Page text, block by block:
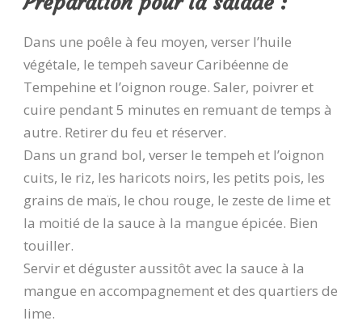
Dans une poêle à feu moyen, verser l’huile
végétale, le tempeh saveur Caribéenne de
Tempehine et l’oignon rouge. Saler, poivrer et
cuire pendant 5 minutes en remuant de temps à
autre. Retirer du feu et réserver.
Dans un grand bol, verser le tempeh et l’oignon
cuits, le riz, les haricots noirs, les petits pois, les
grains de maïs, le chou rouge, le zeste de lime et
la moitié de la sauce à la mangue épicée. Bien
touiller.
Servir et déguster aussitôt avec la sauce à la
mangue en accompagnement et des quartiers de
lime.